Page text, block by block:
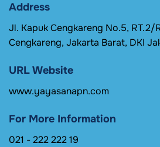
Address
Jl. Kapuk Cengkareng No.5, RT.2/
Cengkareng, Jakarta Barat, DKI
URL Website
www.yayasanapn.com
For More Information
021 - 222 222 19